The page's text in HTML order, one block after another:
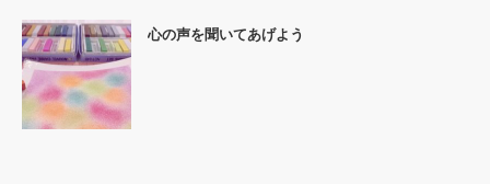
心の声を聞いてあげよう